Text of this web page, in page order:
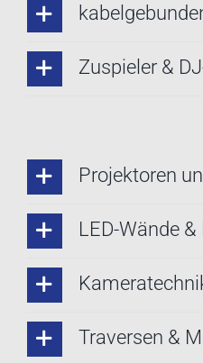
Zuspieler &
Projektoren
LED-Wände &
Traversen &